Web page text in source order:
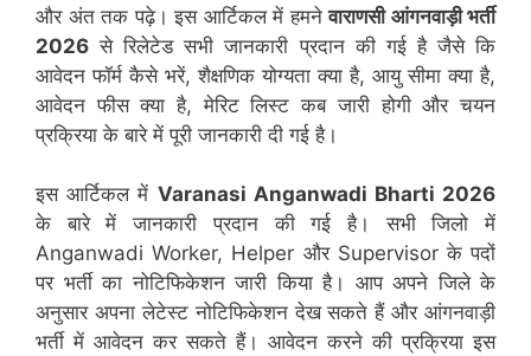
और अंत तक पढ़े। इस आर्टिकल में हमनेवाराणसी आंगनवाड़ी भर्ती
2026 से रिलेटेड सभी जानकारी प्रदान की गई है जैसे कि
आवेदन फॉर्म कैसे भरें, शैक्षणिक योग्यता क्या है, आयु सीमा क्या है,
आवेदन फीस क्या है, मेरिट लिस्ट कब जारी होगी और चयन
प्रक्रिया के बारे में पूरी जानकारी दी गई है।
इस आर्टिकल में Varanasi Anganwadi Bharti 2026
के बारे में जानकारी प्रदान की गई है। सभी जिलो में
Anganwadi Worker, Helper और Supervisor के पदों
पर भर्ती का नोटिफिकेशन जारी किया है। आप अपने जिले के
अनुसार अपना लेटेस्ट नोटिफिकेशन देख सकते हैं और आंगनवाड़ी
भर्ती में आवेदन कर सकते हैं। आवेदन करने की प्रक्रिया इस